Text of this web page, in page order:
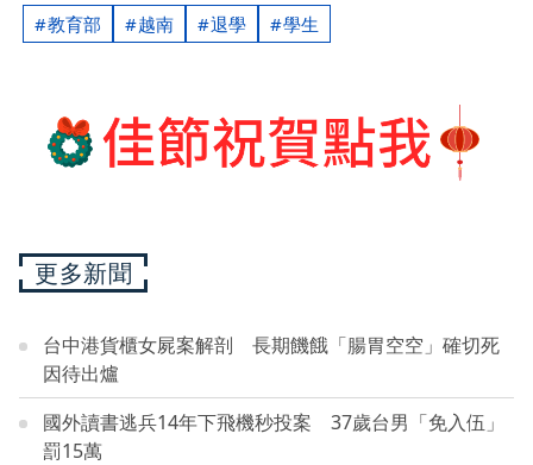
教育部 越南 退學 學生
更多新聞
台中港貨櫃女屍案解剖 長期饑餓「腸胃空空」確切死
因待出爐
國外讀書逃兵14年下飛機秒投案 37歲台男「免入伍」
罰15萬